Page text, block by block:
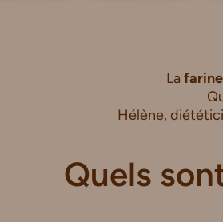
La
Hélène,
Quels